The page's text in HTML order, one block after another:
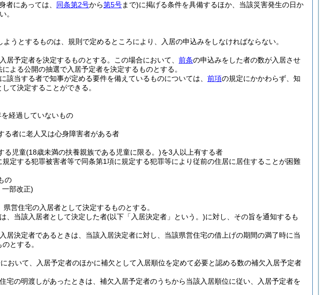
者にあっては、 同条第2号から第5号まで)に掲げる条件を具備するほか、当該災害発生の日か
。
うとするものは、規則で定めるところにより、入居の申込みをしなければならない。
居予定者を決定するものとする。 この場合において、 前条の申込みをした者の数が入居させ
よる公開の抽選で入居予定者を決定するものとする。
該当する者で知事が定める要件を備えているものについては、 前項の規定にかかわらず、知
て決定することができる。
経過していないもの
る者に老人又は心身障害者がある者
る児童(18歳未満の扶養親族である児童に限る。)を3人以上有する者
規定する犯罪被害者等で同条第1項に規定する犯罪等により従前の住居に居住することが困難
の
部改正)
営住宅の入居者として決定するものとする。
、当該入居者として決定した者(以下「入居決定者」という。)に対し、その旨を通知するも
居決定者であるときは、当該入居決定者に対し、当該県営住宅の借上げの期間の満了時に当
とする。
おいて、入居予定者のほかに補欠として入居順位を定めて必要と認める数の補欠入居予定者
宅の明渡しがあったときは、補欠入居予定者のうちから当該入居順位に従い、入居予定者を